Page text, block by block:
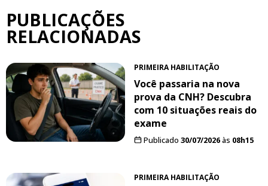
PUBLICAÇÕES
RELACIONADAS
PRIMEIRA HABILITAÇÃO
Você passaria na nova
prova da CNH? Descubra
com 10 situações reais do
exame
Publicado 30/07/2026às 08h15
PRIMEIRA HABILITAÇÃO